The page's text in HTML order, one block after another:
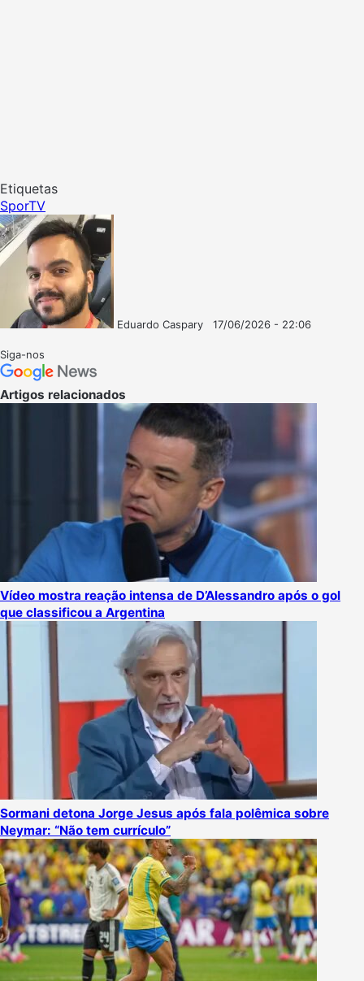
Etiquetas
SporTV
Eduardo Caspary
17/06/2026 - 22:06
Siga-nos
Artigos relacionados
Vídeo mostra reação intensa de D’Alessandro após o gol
que classificou a Argentina
Sormani detona Jorge Jesus após fala polêmica sobre
Neymar: “Não tem currículo”